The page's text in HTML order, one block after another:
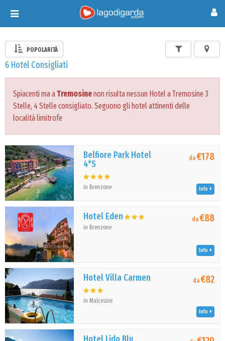
Toggle
navigation
POPOLARITÀ
6 Hotel Consigliati
Spiacenti ma aTremosinenon risulta nessun Hotel a Tremosine 3
Stelle, 4 Stelle consigliato. Seguono gli hotel attinenti delle
località limitrofe
Belfiore Park Hotel
4*S
in Brenzone
da€178
Info
Hotel Eden
in Brenzone
da€88
Info
Hotel Villa Carmen
in Malcesine
da€82
Info